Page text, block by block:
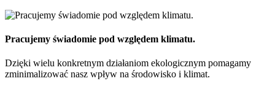
Pracujemy świadomie pod względem klimatu.
Dzięki wielu konkretnym działaniom ekologicznym pomagamy
zminimalizować nasz wpływ na środowisko i klimat.